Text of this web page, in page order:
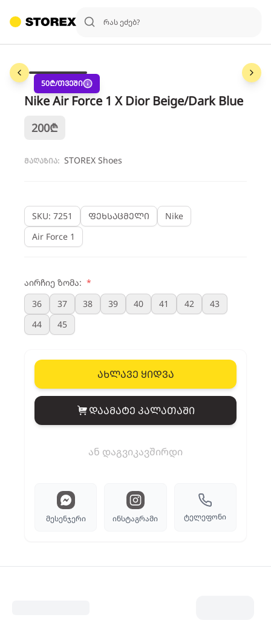
50₾/თვეში
Nike Air Force 1 X Dior Beige/Dark Blue
200₾
მაღაზია: STOREX Shoes
SKU: 7251 ფეხსაცმელი
Nike
Air Force 1
აირჩიე ზომა: *
36
37 38 39 40 41 42
43
44
45
ახლავე ყიდვა
View cart
დაამატე კალათაში
ან დაგვიკავშირდი
მესენჯერი ინსტაგრამი ტელეფონი